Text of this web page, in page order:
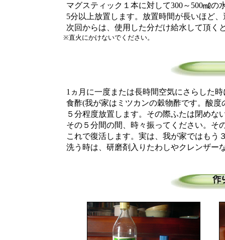
マグスティック１本に対して300～500
の
5分以上放置します。放置時間が長いほど、
次回からは、使用した分だけ給水して頂く
※直火にかけないでください。
1ヵ月に一度または長時間空気にさらした時
食酢(我が家はミツカンの穀物酢です。酸度
５分程度放置します。その際ふたは閉めな
その５分間の間、時々振ってください。そ
これで復活します。実は、我が家ではもう
洗う時は、研磨剤入りたわしやクレンザー